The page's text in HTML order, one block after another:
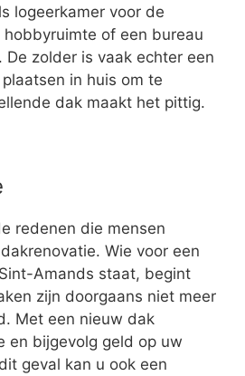
logeerkamer voor de
of een bureau
De zolder is vaak echter een
in huis om te
dak maakt het pittig.
redenen die mensen
Wie voor een
Amands staat, begint
zijn doorgaans niet meer
Met een nieuw dak
en bijgevolg geld op uw
geval kan u ook een